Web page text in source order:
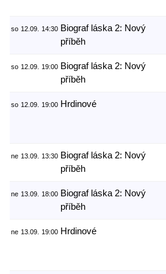
so 12.09. 14:30 Biograf láska 2: Nový
příběh
so 12.09. 19:00 Biograf láska 2: Nový
příběh
so 12.09. 19:00 Hrdinové
ne 13.09. 13:30 Biograf láska 2: Nový
příběh
ne 13.09. 18:00 Biograf láska 2: Nový
příběh
ne 13.09. 19:00 Hrdinové